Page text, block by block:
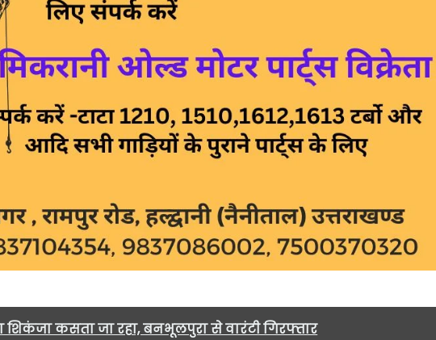
शिकंजा कसता जा रहा, बनभूलपुरा से वारंटी गिरफ्तार